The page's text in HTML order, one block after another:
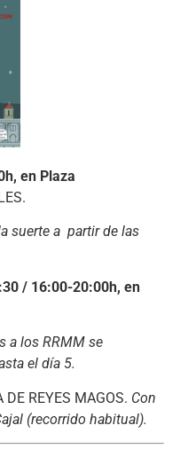
en Plaza
suerte a partir de las
/ 16:00-20:00h, en
a los RRMM se
el día 5.
DE REYES MAGOS. Con
(recorrido habitual).